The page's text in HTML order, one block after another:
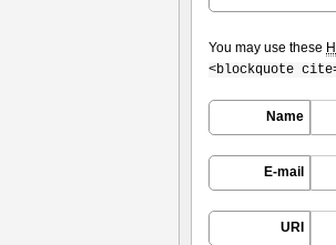
You may use these
<blockquote
Name
E-mail
URI